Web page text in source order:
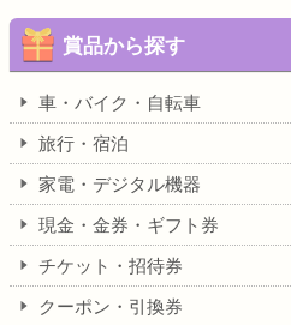
賞品から探す
車・バイク・自転車
旅行・宿泊
家電・デジタル機器
現金・金券・ギフト券
チケット・招待券
クーポン・引換券